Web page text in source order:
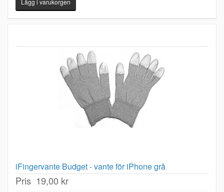
iFingervante Budget - vante för iPhone grå
Pris 19,00 kr